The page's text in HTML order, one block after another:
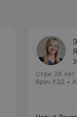
Стаж 28 лет
Врач УЗД •